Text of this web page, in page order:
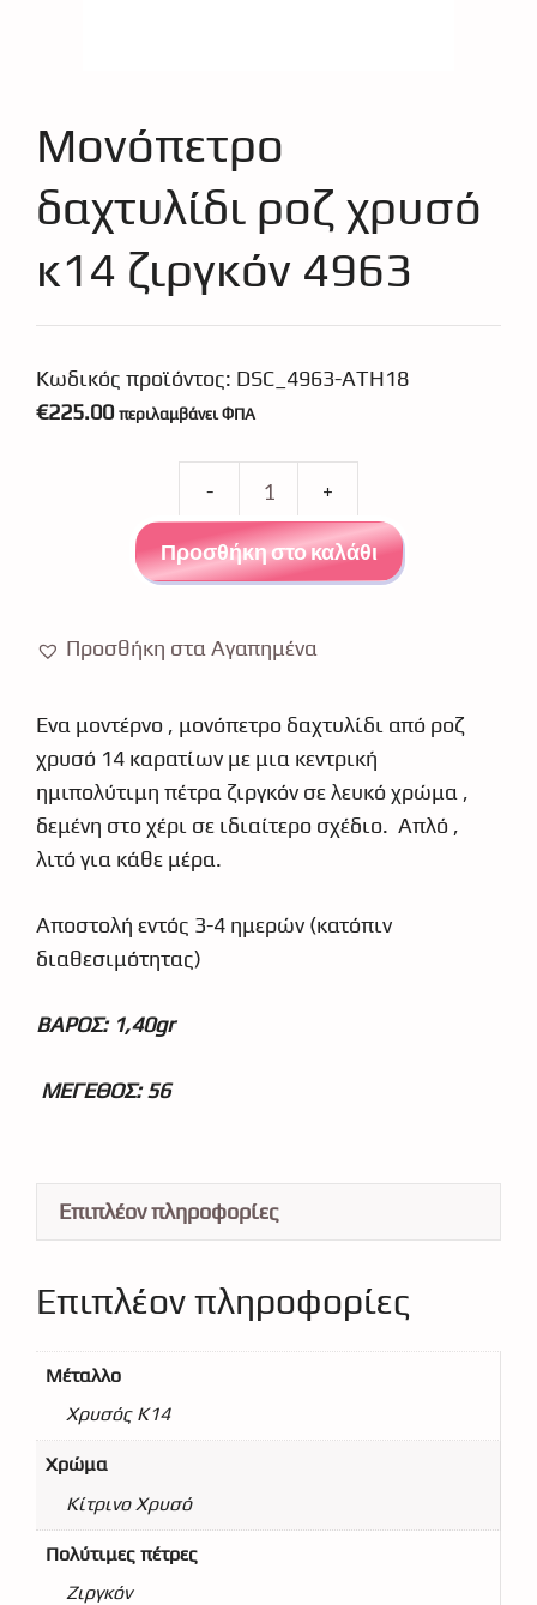
Μονόπετρο
δαχτυλίδι ροζ χρυσό
κ14 ζιργκόν 4963
Κωδικός προϊόντος: DSC_4963-ATH18
€225.00 περιλαμβάνει ΦΠΑ
δαχτυλίδι
ροζ
ποσότητα
Προσθήκη στο καλάθι
Προσθήκη στα Αγαπημένα
Ένα μοντέρνο , μονόπετρο δαχτυλίδι από ροζ
χρυσό 14 καρατίων με μια κεντρική
ημιπολύτιμη πέτρα ζιργκόν σε λευκό χρώμα ,
δεμένη στο χέρι σε ιδιαίτερο σχέδιο. Απλό ,
λιτό για κάθε μέρα.
Αποστολή εντός 3-4 ημερών (κατόπιν
διαθεσιμότητας)
ΒΑΡΟΣ: 1,40gr
ΜΕΓΕΘΟΣ: 56
Επιπλέον πληροφορίες
Επιπλέον πληροφορίες
Μέταλλο
Χρυσός Κ14
Χρώμα
Κίτρινο Χρυσό
Πολύτιμες πέτρες
Ζιργκόν